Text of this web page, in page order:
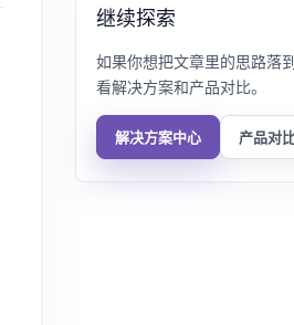
继续探索
如果你想把文章里的思路落
看解决方案和产品对比。
解决方案中心 产品对